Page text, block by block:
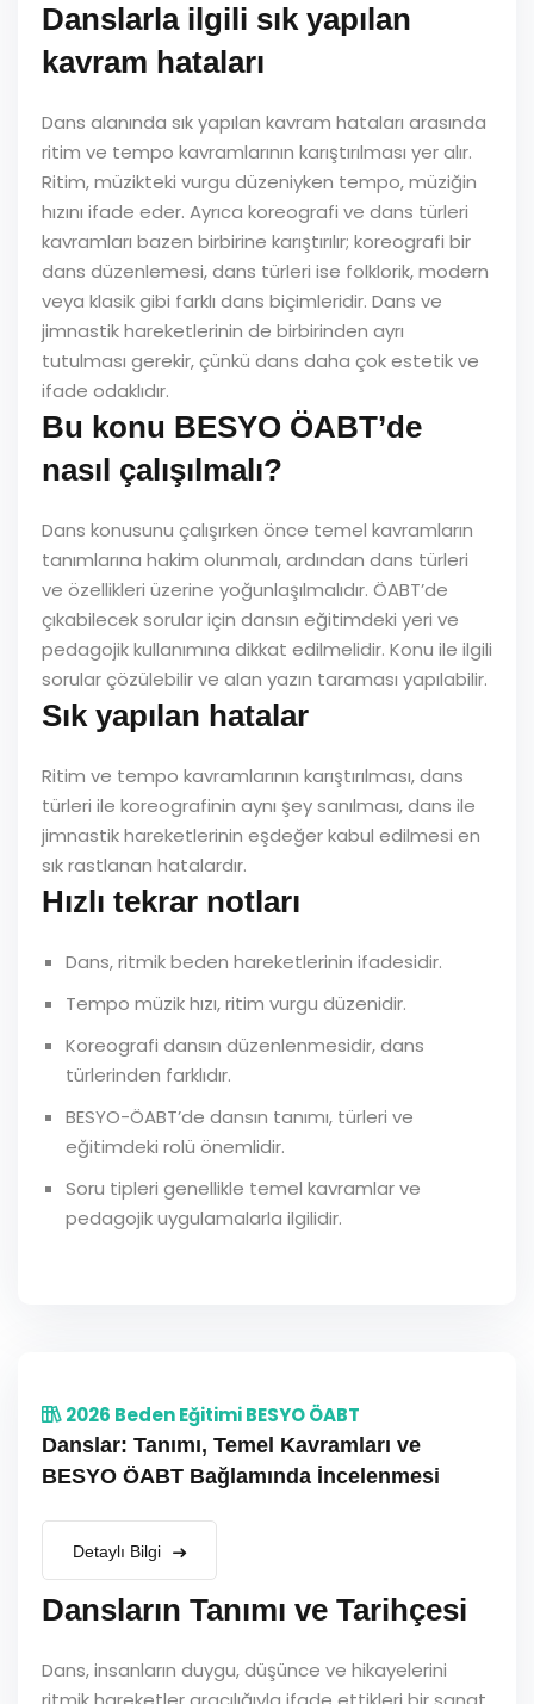
Danslarla ilgili sık yapılan
kavram hataları
Dans alanında sık yapılan kavram hataları arasında
ritim ve tempo kavramlarının karıştırılması yer alır.
Ritim, müzikteki vurgu düzeniyken tempo, müziğin
hızını ifade eder. Ayrıca koreografi ve dans türleri
kavramları bazen birbirine karıştırılır; koreografi bir
dans düzenlemesi, dans türleri ise folklorik, modern
veya klasik gibi farklı dans biçimleridir. Dans ve
jimnastik hareketlerinin de birbirinden ayrı
tutulması gerekir, çünkü dans daha çok estetik ve
ifade odaklıdır.
Bu konu BESYO ÖABT’de
nasıl çalışılmalı?
Dans konusunu çalışırken önce temel kavramların
tanımlarına hakim olunmalı, ardından dans türleri
ve özellikleri üzerine yoğunlaşılmalıdır. ÖABT’de
çıkabilecek sorular için dansın eğitimdeki yeri ve
pedagojik kullanımına dikkat edilmelidir. Konu ile ilgili
sorular çözülebilir ve alan yazın taraması yapılabilir.
Sık yapılan hatalar
Ritim ve tempo kavramlarının karıştırılması, dans
türleri ile koreografinin aynı şey sanılması, dans ile
jimnastik hareketlerinin eşdeğer kabul edilmesi en
sık rastlanan hatalardır.
Hızlı tekrar notları
Dans, ritmik beden hareketlerinin ifadesidir.
Tempo müzik hızı, ritim vurgu düzenidir.
Koreografi dansın düzenlenmesidir, dans
türlerinden farklıdır.
BESYO-ÖABT’de dansın tanımı, türleri ve
eğitimdeki rolü önemlidir.
Soru tipleri genellikle temel kavramlar ve
pedagojik uygulamalarla ilgilidir.
2026 Beden Eğitimi BESYO ÖABT
Danslar: Tanımı, Temel Kavramları ve
BESYO ÖABT Bağlamında İncelenmesi
Detaylı Bilgi
Dansların Tanımı ve Tarihçesi
Dans, insanların duygu, düşünce ve hikayelerini